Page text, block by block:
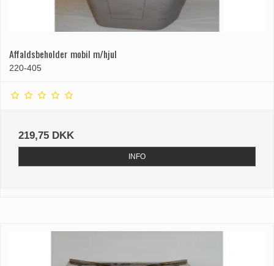
Affaldsbeholder mobil m/hjul
220-405
219,75 DKK
INFO